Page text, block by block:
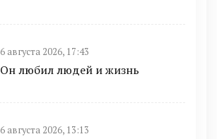
6 августа 2026, 17:43
Он любил людей и жизнь
6 августа 2026, 13:13